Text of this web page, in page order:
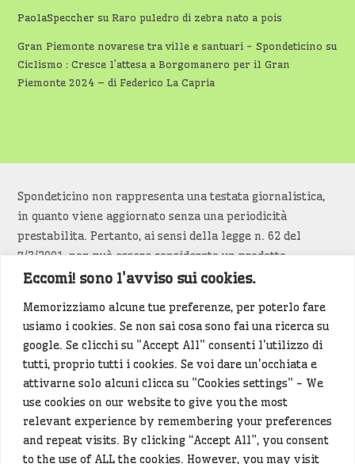
Eccomi! sono l'avviso sui cookies.
Memorizziamo alcune tue preferenze, per poterlo fare
usiamo i cookies. Se non sai cosa sono fai una ricerca su
google. Se clicchi su "Accept All" consenti l'utilizzo di
tutti, proprio tutti i cookies. Se voi dare un'occhiata e
attivarne solo alcuni clicca su "Cookies settings" - We
use cookies on our website to give you the most
relevant experience by remembering your preferences
and repeat visits. By clicking “Accept All”, you consent
to the use of ALL the cookies. However, you may visit
PaolaSpeccher suRaro puledro di zebra nato a pois
Gran Piemonte novarese tra ville e santuari - Spondeticino su
Ciclismo : Cresce l’attesa a Borgomanero per il Gran
Piemonte 2024 – di Federico La Capria
Spondeticino non rappresenta una testata giornalistica,
in quanto viene aggiornato senza una periodicità
prestabilita. Pertanto, ai sensi della legge n. 62 del
7/3/2001, non può essere considerato un prodotto
editoriale.
Siamo attenti a non violare copyright e diritti
d’immagine. Se un contenuto è di tua proprietà e vuoi
richiederne la rimozionediccelo(<- clicca per inviarci un
messaggio).
Alcuni articoli sono generati in bozza rielaborando, con
l'intelligenza artificiale generativa, contenuti
provenienti da fonti istituzionali e altri siti di interesse